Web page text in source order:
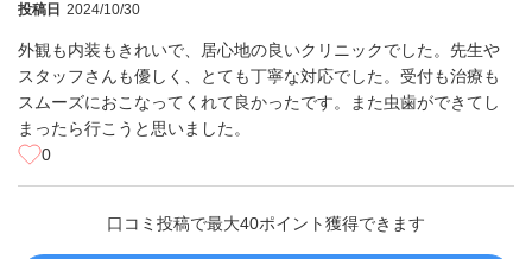
投稿日 2024/10/30
外観も内装もきれいで、居心地の良いクリニックでした。先生や
スタッフさんも優しく、とても丁寧な対応でした。受付も治療も
スムーズにおこなってくれて良かったです。また虫歯ができてし
まったら行こうと思いました。
0
口コミ投稿で最大40ポイント獲得できます